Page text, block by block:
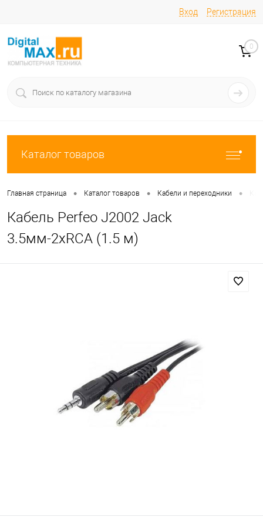
Вход Регистрация
0
Каталог товаров
Главная страница • Каталог товаров • Кабели и переходники •
Кабель Perfeo J2002 Jack
3.5мм-2хRCA (1.5 м)